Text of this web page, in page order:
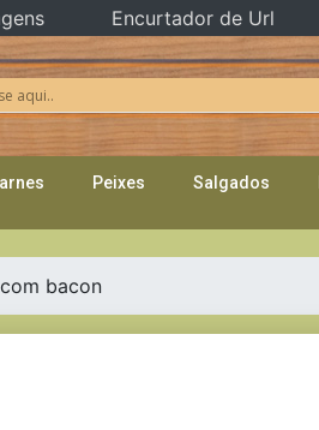
Peixes Salgados
bacon
Encurtador de Url